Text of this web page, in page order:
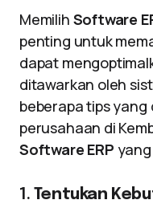
Memilih Software
penting untuk
dapat
ditawarkan oleh
beberapa tips
perusahaan di
Software ERP
1. Tentukan